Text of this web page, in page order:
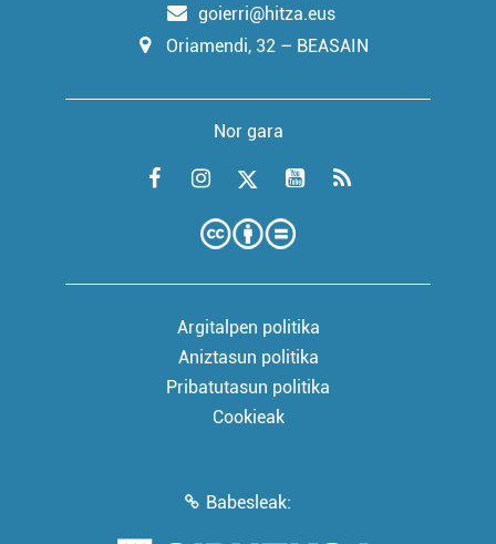
goierri@hitza.eus
Oriamendi, 32 – BEASAIN
Nor gara
Argitalpen politika
Aniztasun politika
Pribatutasun politika
Cookieak
Babesleak: